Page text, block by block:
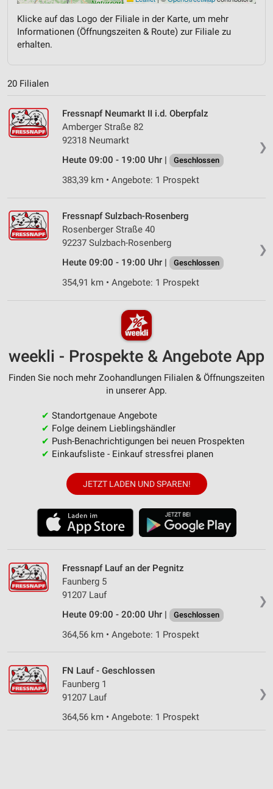
Klicke auf das Logo der Filiale in der Karte, um mehr
Informationen (Öffnungszeiten & Route) zur Filiale zu
erhalten.
20 Filialen
❯
Fressnapf Neumarkt II i.d. Oberpfalz
Amberger Straße 82
92318 Neumarkt
Heute 09:00 - 19:00 Uhr |
Geschlossen
383,39 km • Angebote: 1 Prospekt
❯
Fressnapf Sulzbach-Rosenberg
Rosenberger Straße 40
92237 Sulzbach-Rosenberg
Heute 09:00 - 19:00 Uhr |
Geschlossen
354,91 km • Angebote: 1 Prospekt
weekli - Prospekte & Angebote App
Finden Sie noch mehr Zoohandlungen Filialen & Öffnungszeiten
in unserer App.
✔ Standortgenaue Angebote
✔ Folge deinem Lieblingshändler
✔ Push-Benachrichtigungen bei neuen Prospekten
✔ Einkaufsliste - Einkauf stressfrei planen
JETZT LADEN UND SPAREN!
❯
Fressnapf Lauf an der Pegnitz
Faunberg 5
91207 Lauf
Heute 09:00 - 20:00 Uhr |
Geschlossen
364,56 km • Angebote: 1 Prospekt
❯
FN Lauf - Geschlossen
Faunberg 1
91207 Lauf
364,56 km • Angebote: 1 Prospekt